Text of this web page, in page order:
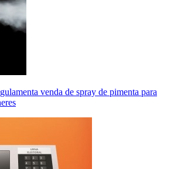
venda de spray de pimenta para